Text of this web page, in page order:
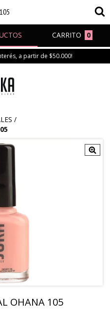
CARRITO 0
a partir de $50.000!
/
OHANA 105